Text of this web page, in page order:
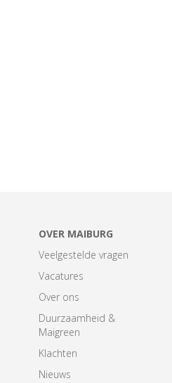
OVER MAIBURG
Veelgestelde vragen
Vacatures
Over ons
Duurzaamheid &
Maigreen
Klachten
Nieuws